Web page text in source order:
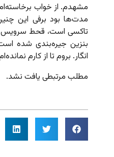
مشهدم. از خواب
مدت‌ها بود برفی این
تاکسی است، قحط سرویس
بنزین جیره‌بندی شده
انگار. بروم تا از کارم
مطلب مرتبطی یافت نشد.